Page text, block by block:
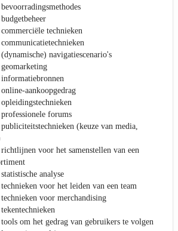
technieken
navigatiescenario's
aankoopgedrag
forums
(keuze van media,
voor het samenstellen van een
analyse
voor het leiden van een team
voor merchandising
om het gedrag van gebruikers te volgen